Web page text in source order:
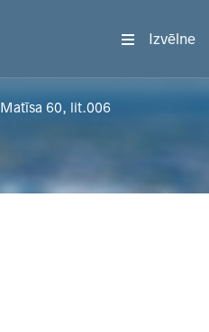
Izvēlne
Matīsa 60, lit.006